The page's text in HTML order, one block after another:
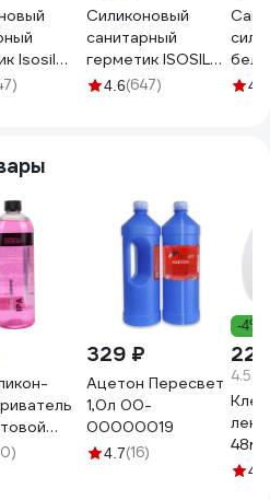
Isosil
115
Силиконовый
санитарный
герметик ISOSIL
S205 прозрачный,
4.6(647) 4.4
329 ₽
Ацетон Пересвет
1,0л 00-
00000019
4.7(16)
-4%
4.58
254.4